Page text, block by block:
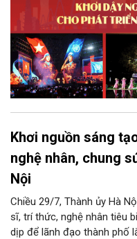
Khơi nguồn sáng
nghệ nhân, chung
Nội
Chiều 29/7, Thành ủy Hà
sĩ, trí thức, nghệ nhân tiêu
dịp để lãnh đạo thành phố